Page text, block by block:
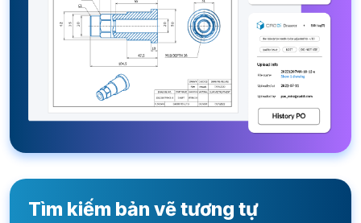
Tìm kiếm bản vẽ tương tự